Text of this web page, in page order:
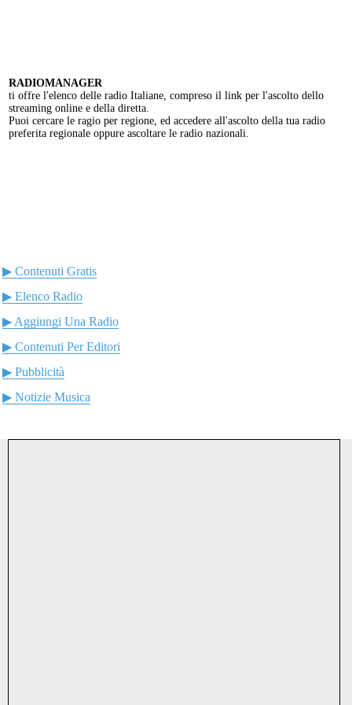
RADIOMANAGER
ti offre l'elenco delle radio Italiane, compreso il link per l'ascolto dello
streaming online e della diretta.
Puoi cercare le ragio per regione, ed accedere all'ascolto della tua radio
preferita regionale oppure ascoltare le radio nazionali.
▶ Contenuti Gratis
▶ Elenco Radio
▶ Aggiungi Una Radio
▶ Contenuti Per Editori
▶ Pubblicità
▶ Notizie Musica